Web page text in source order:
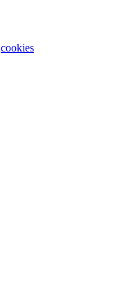
cookies